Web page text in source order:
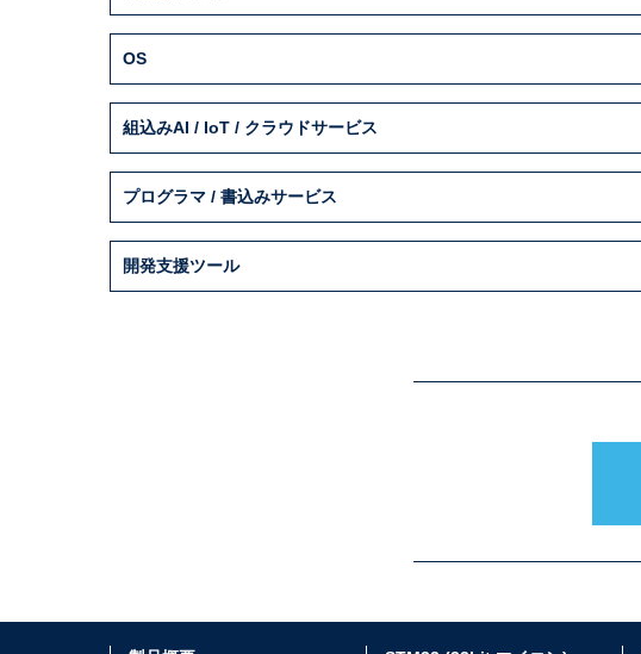
OS
組込みAI / IoT / クラウドサービス
プログラマ / 書込みサービス
開発支援ツール